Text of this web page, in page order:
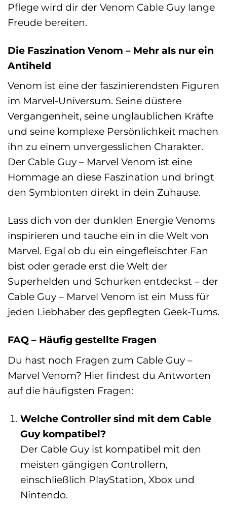
Pflege wird dir der Venom Cable Guy lange
Freude bereiten.
Die Faszination Venom – Mehr als nur ein
Antiheld
Venom ist eine der faszinierendsten Figuren
im Marvel-Universum. Seine düstere
Vergangenheit, seine unglaublichen Kräfte
und seine komplexe Persönlichkeit machen
ihn zu einem unvergesslichen Charakter.
Der Cable Guy – Marvel Venom ist eine
Hommage an diese Faszination und bringt
den Symbionten direkt in dein Zuhause.
Lass dich von der dunklen Energie Venoms
inspirieren und tauche ein in die Welt von
Marvel. Egal ob du ein eingefleischter Fan
bist oder gerade erst die Welt der
Superhelden und Schurken entdeckst – der
Cable Guy – Marvel Venom ist ein Muss für
jeden Liebhaber des gepflegten Geek-Tums.
FAQ – Häufig gestellte Fragen
Du hast noch Fragen zum Cable Guy –
Marvel Venom? Hier findest du Antworten
auf die häufigsten Fragen:
Welche Controller sind mit dem Cable
Guy kompatibel?
Der Cable Guy ist kompatibel mit den
meisten gängigen Controllern,
einschließlich PlayStation, Xbox und
Nintendo.